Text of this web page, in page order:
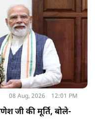
08 Aug, 2026 12:01 PM
जी की मूर्ति, बोले-